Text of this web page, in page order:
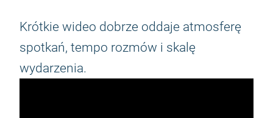
Krótkie wideo dobrze oddaje atmosferę
spotkań, tempo rozmów i skalę
wydarzenia.